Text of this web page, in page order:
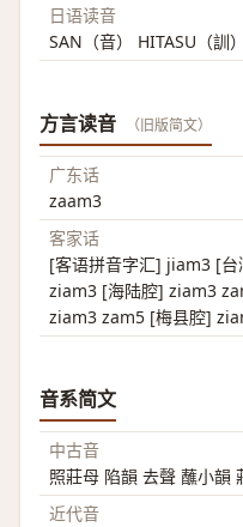
日语读音
SAN（音） HITASU（訓）
方言读音 （旧版简文）
广东话
zaam3
客家话
[客语拼音字汇] jiam3 [
ziam3 [海陆腔] ziam3
ziam3 zam5 [梅县腔]
音系简文
中古音
照莊母 陷韻 去聲 蘸小韻
近代音